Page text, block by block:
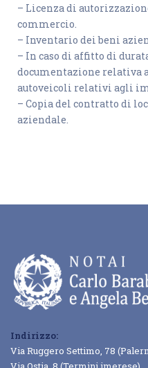
– Licenza di
commercio.
– Inventario dei beni
– In caso di affitto di
documentazione
autoveicoli relativi agli
– Copia del contratto di
aziendale.
Indirizzo:
Via Ruggero Settimo, 78